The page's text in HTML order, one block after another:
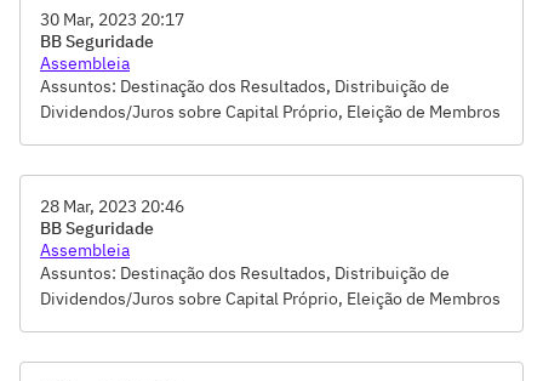
30 Mar, 2023 20:17
BB Seguridade
Assembleia
Assuntos: Destinação dos Resultados, Distribuição de
Dividendos/Juros sobre Capital Próprio, Eleição de Membros
Financeiras
28 Mar, 2023 20:46
BB Seguridade
Assembleia
Assuntos: Destinação dos Resultados, Distribuição de
Dividendos/Juros sobre Capital Próprio, Eleição de Membros